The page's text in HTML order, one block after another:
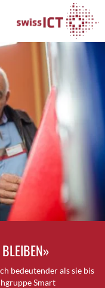
bedeutender als sie bis
Smart